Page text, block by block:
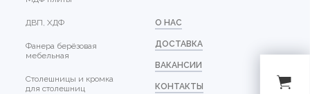
ДВП, ХДФ
Фанера берёзовая
мебельная
Столешницы и кромка
для столешниц
О НАС
ДОСТАВКА
ВАКАНСИИ
КОНТАКТЫ